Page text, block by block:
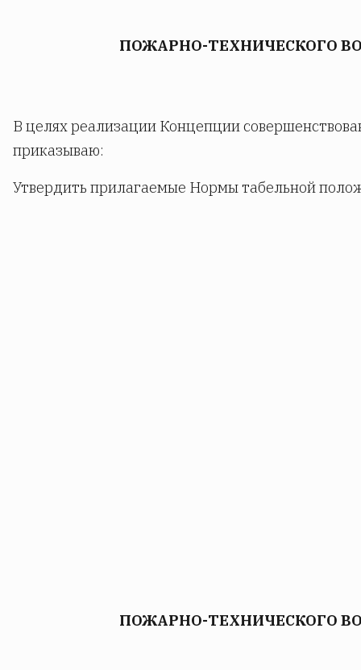
ПОЖАРНО-ТЕХНИЧЕСКОГО
В целях реализации Концепции
приказываю:
Утвердить прилагаемые Нормы табельной
ПОЖАРНО-ТЕХНИЧЕСКОГО